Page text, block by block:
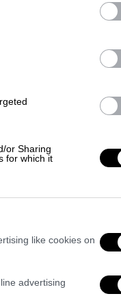
or Sharing
for which it
like cookies on
advertising